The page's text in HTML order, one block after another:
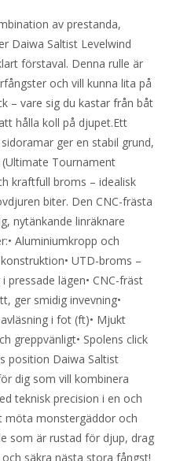
av prestanda,
Daiwa Saltist Levelwind
förstaval. Denna rulle är
och vill kunna lita på
– vare sig du kastar från båt
hålla koll på djupet.Ett
ger en stabil grund,
Tournament
kraftfull broms – idealisk
biter. Den CNC-frästa
nytänkande linräknare
Aluminiumkropp och
UTD-broms –
lägen• CNC-fräst
ger smidig invevning•
i fot (ft)• Mjukt
greppvänligt• Spolens click
position Daiwa Saltist
dig som vill kombinera
teknisk precision i en och
möta monstergäddor och
som är rustad för djup, drag
säkra nästa stora fångst!